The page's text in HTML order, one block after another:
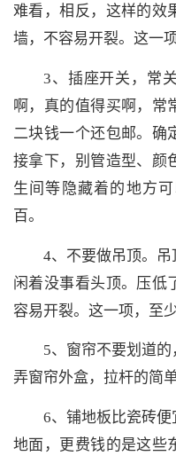
难看，相反，这样的效
墙，不容易开裂。这一
3、插座开关，常
啊，真的值得买啊，常
二块钱一个还包邮。确
接拿下，别管造型、颜
生间等隐藏着的地方
百。
4、不要做吊顶。
闲着没事看头顶。压低
容易开裂。这一项，至
5、窗帘不要划道
弄窗帘外盒，拉杆的简
6、铺地板比瓷砖
地面，更费钱的是这些